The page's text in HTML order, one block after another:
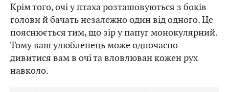
Крім того, очі у птаха розташовуються з боків
голови й бачать незалежно один від одного. Це
пояснюється тим, що зір у папуг монокулярний.
Тому ваш улюбленець може одночасно
дивитися вам в очі та вловлюван кожен рух
навколо.